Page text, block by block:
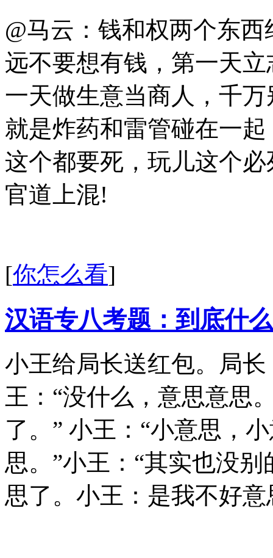
@马云：钱和权两个东
远不要想有钱，第一天
一天做生意当商人，千
就是炸药和雷管碰在一
这个都要死，玩儿这个
官道上混!
[你怎么看]
汉语专八考题：到底什
小王给局长送红包。局
王：“没什么，意思意思
了。” 小王：“小意思，
思。”小王：“其实也没
思了。小王：是我不好意